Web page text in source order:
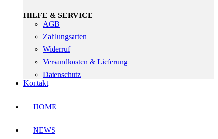
HILFE & SERVICE
AGB
Zahlungsarten
Widerruf
Versandkosten & Lieferung
Datenschutz
Kontakt
HOME
NEWS